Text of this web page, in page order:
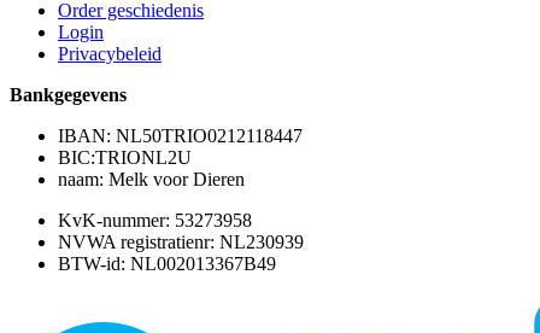
Order geschiedenis
Login
Privacybeleid
Bankgegevens
IBAN: NL50TRIO0212118447
BIC:TRIONL2U
naam: Melk voor Dieren
KvK-nummer: 53273958
NVWA registratienr: NL230939
BTW-id: NL002013367B49